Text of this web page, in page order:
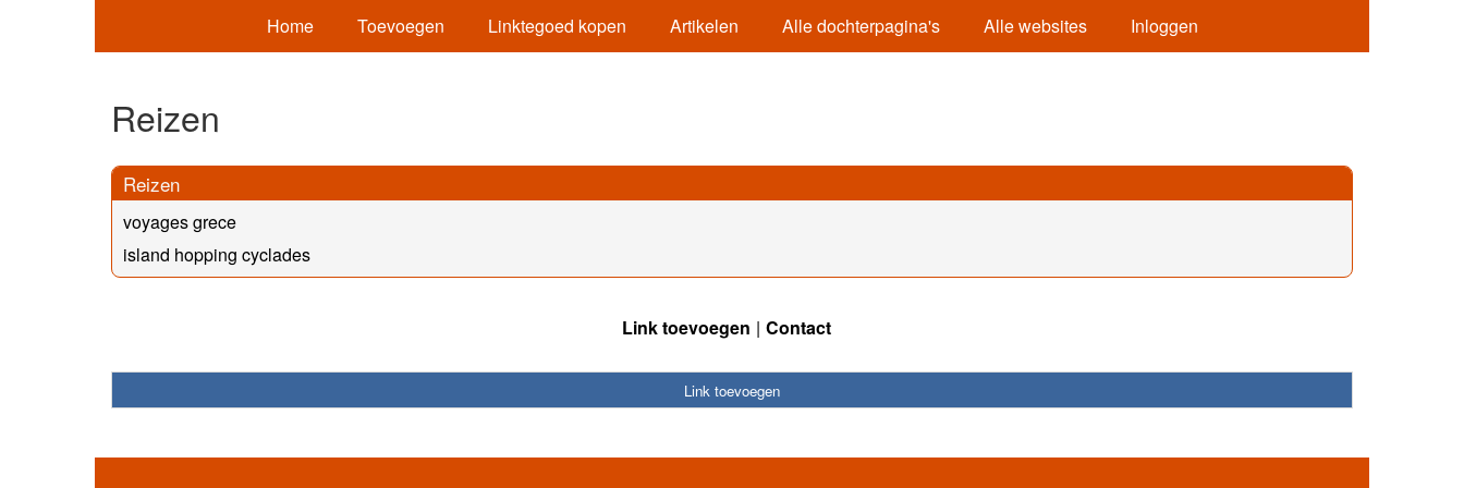
Home Toevoegen Linktegoed kopen Artikelen Alle dochterpagina's Alle websites Inloggen
Reizen
Reizen
voyages grece
island hopping cyclades
Link toevoegen Contact
Link toevoegen